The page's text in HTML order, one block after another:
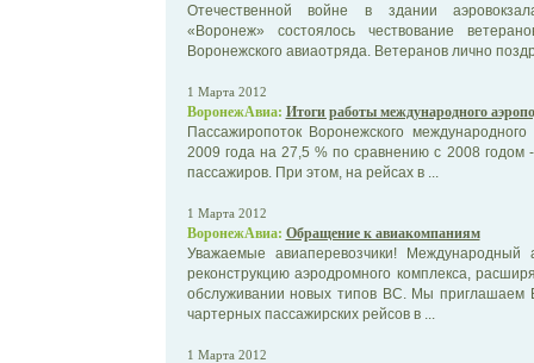
Отечественной войне в здании
«Воронеж» состоялось чествование
Воронежского авиаотряда. Ветеранов лично
1 Марта 2012
ВоронежАвиа: Итоги работы международного
Пассажиропоток Воронежского
2009 года на 27,5 % по сравнению с 2008 годом
пассажиров. При этом, на рейсах в ...
1 Марта 2012
ВоронежАвиа: Обращение к авиакомпаниям
Уважаемые авиаперевозчики! Международный
реконструкцию аэродромного комплекса,
обслуживании новых типов ВС. Мы приглашаем
чартерных пассажирских рейсов в ...
1 Марта 2012